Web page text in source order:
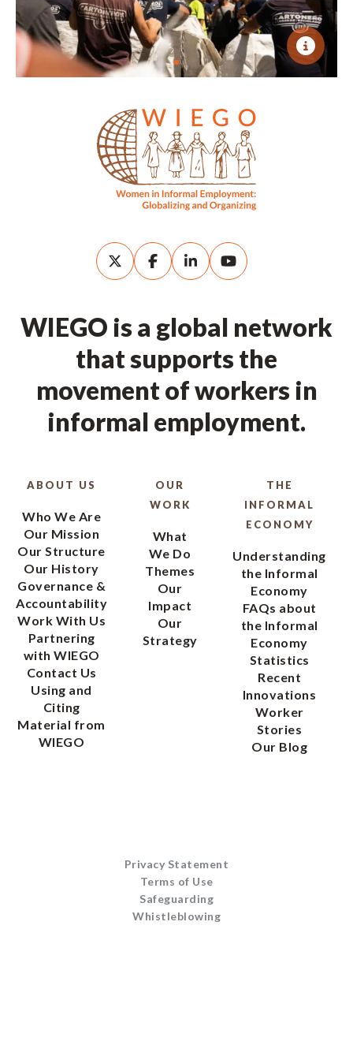
WIEGO is a global network
that supports the
movement of workers in
informal employment.
ABOUT US
Who We Are
Our Mission
Our Structure
Our History
Governance &
Accountability
Work With Us
Partnering
with WIEGO
Contact Us
Using and
Citing
Material from
WIEGO
OUR
WORK
What
We Do
Themes
Our
Impact
Our
Strategy
THE
INFORMAL
ECONOMY
Understanding
the Informal
Economy
FAQs about
the Informal
Economy
Statistics
Recent
Innovations
Worker
Stories
Our Blog
Privacy Statement
Terms of Use
Safeguarding
Whistleblowing